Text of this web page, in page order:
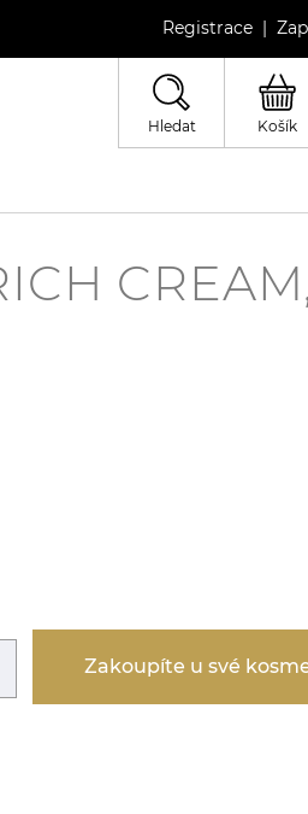
Registrace |
Hledat Košík
Zakoupíte u své